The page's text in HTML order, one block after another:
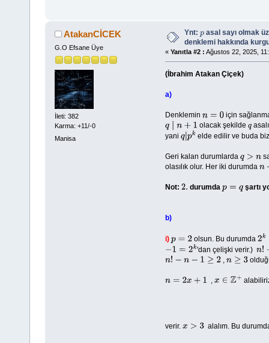
AtakanCİCEK
G.O Efsane Üye
İleti: 382
Karma: +11/-0
Manisa
Ynt: p asal sayı olmak
denklemi hakkında
« Yanıtla #2 : Ağustos 22, 2025,
(İbrahim Atakan Çiçek)
a)
Denklemin n=0
için
q∣ n+1 olacak şekilde q
yani q| pk elde edilir ve buda
Geri kalan durumlarda q>n
olasılık olur. Her iki durumda n+
Not: 2. durumdap=q şartı
b)
i) p=2 olsun. Bu durumda 2k=
−1= 2k 'dan çelişki verir.) n!−
n!− n− 1≥ 2 n≥ 3
n= 2x +1 ,x∈Z +
verir. x> 3 alalım. Bu